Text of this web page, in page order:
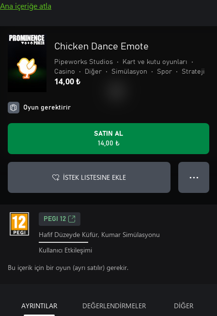
Ana içeriğe atla
Chicken Dance Emote
Pipeworks Studios • Kart ve kutu oyunları
•
Casino
• Diğer • Simülasyon • Spor • Strateji
14,00 ₺
Oyun gerektirir
SATIN AL
14,00 ₺
İSTEK LISTESINE EKLE ● ● ●
PEGI 12
Hafif Düzeyde Küfür, Kumar Simülasyonu
Kullanıcı Etkileşimi
Bu içerik için bir oyun (ayrı satılır) gerekir.
AYRINTILAR DEĞERLENDİRMELER DİĞER